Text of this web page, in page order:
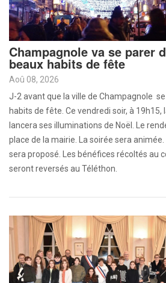
Champagnole va se parer
beaux habits de fête
Aoû 08, 2026
J-2 avant que la ville de Champagnole
habits de fête. Ce vendredi soir, à 19h15,
lancera ses illuminations de Noël. Le
place de la mairie. La soirée sera
sera proposé. Les bénéfices récoltés au
seront reversés au Téléthon.